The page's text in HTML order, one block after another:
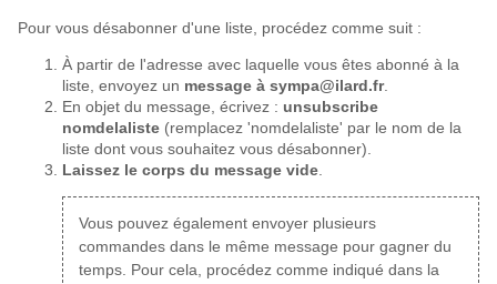
Pour vous désabonner d'une liste, procédez comme suit :
À partir de l'adresse avec laquelle vous êtes abonné à la
liste, envoyez un message à sympa@ilard.fr.
En objet du message, écrivez : unsubscribe
nomdelaliste (remplacez 'nomdelaliste' par le nom de la
liste dont vous souhaitez vous désabonner).
Laissez le corps du message vide.
Vous pouvez également envoyer plusieurs
commandes dans le même message pour gagner du
temps. Pour cela, procédez comme indiqué dans la